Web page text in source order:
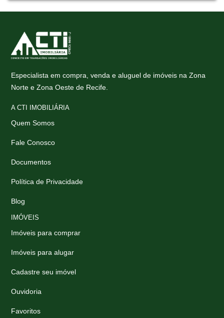
Especialista em compra, venda e aluguel de imóveis na Zona
Norte e Zona Oeste de Recife.
A CTI IMOBILIÁRIA
Quem Somos
Fale Conosco
Documentos
Política de Privacidade
Blog
IMÓVEIS
Imóveis para comprar
Imóveis para alugar
Cadastre seu imóvel
Ouvidoria
Favoritos